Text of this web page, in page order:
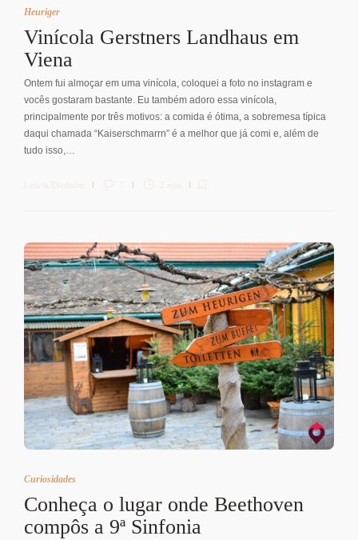
Heuriger
Vinícola Gerstners Landhaus em
Viena
Ontem fui almoçar em uma vinícola, coloquei a foto no instagram e
vocês gostaram bastante. Eu também adoro essa vinícola,
principalmente por três motivos: a comida é ótima, a sobremesa típica
daqui chamada “Kaiserschmarrn” é a melhor que já comi e, além de
tudo isso,…
Letícia Diethelm 7 2 min
Curiosidades
Conheça o lugar onde Beethoven
compôs a 9ª Sinfonia